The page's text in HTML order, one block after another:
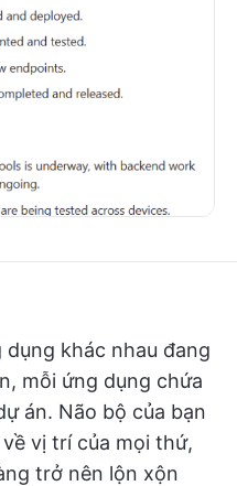
khác nhau đang
mỗi ứng dụng chứa
án. Não bộ của bạn
vị trí của mọi thứ,
trở nên lộn xộn